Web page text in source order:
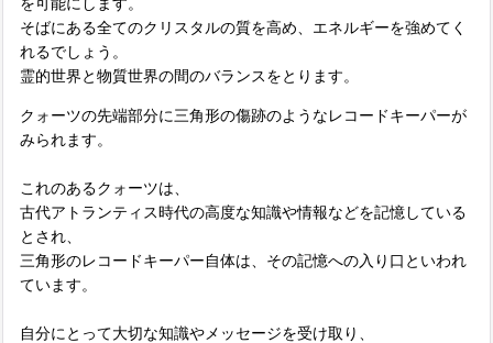
そばにある全てのクリスタルの質を高め、エネルギーを強めてく
れるでしょう。
霊的世界と物質世界の間のバランスをとります。
クォーツの先端部分に三角形の傷跡のようなレコードキーパーが
みられます。
これのあるクォーツは、
古代アトランティス時代の高度な知識や情報などを記憶している
とされ、
三角形のレコードキーパー自体は、その記憶への入り口といわれ
ています。
自分にとって大切な知識やメッセージを受け取り、